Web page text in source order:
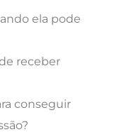
ela pode
receber
conseguir